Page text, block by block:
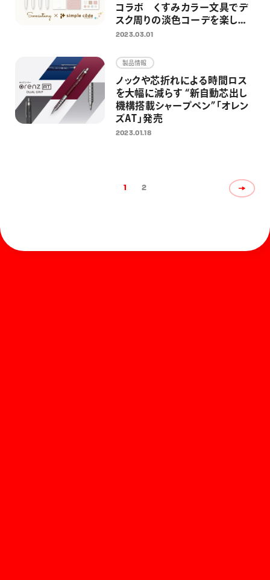
コラボ くすみカラー文具でデ
スク周りの淡色コーデを楽しめ
る限定セットを発売
2023.03.01
製品情報
ノックや芯折れによる時間ロス
を大幅に減らす “新自動芯出し
機構搭載シャープペン”「オレン
ズAT」発売
2023.01.18
1 2